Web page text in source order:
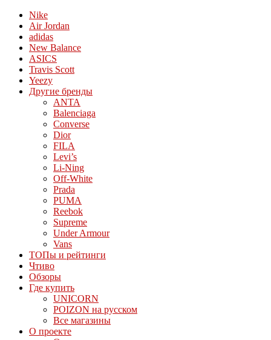
Nike
Air Jordan
adidas
New Balance
ASICS
Travis Scott
Yeezy
Другие бренды
ANTA
Balenciaga
Converse
Dior
FILA
Levi’s
Li-Ning
Off-White
Prada
PUMA
Reebok
Supreme
Under Armour
Vans
ТОПы и рейтинги
Чтиво
Обзоры
Где купить
UNICORN
POIZON на русском
Все магазины
О проекте